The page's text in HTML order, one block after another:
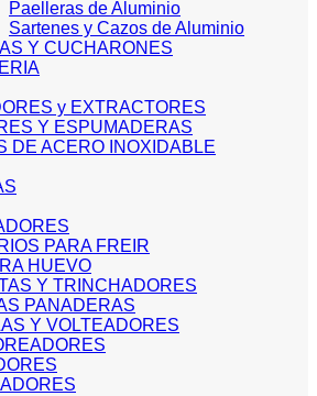
Paelleras de Aluminio
Sartenes y Cazos de Aluminio
Y CUCHARONES
y EXTRACTORES
Y ESPUMADERAS
DE ACERO INOXIDABLE
PARA FREIR
HUEVO
Y TRINCHADORES
PANADERAS
Y VOLTEADORES